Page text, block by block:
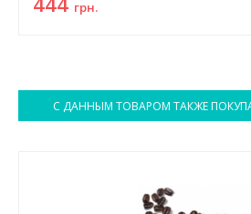
грн.
С ДАННЫМ ТОВАРОМ ТАКЖЕ